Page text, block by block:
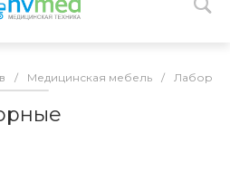
/ Медицинская мебель /